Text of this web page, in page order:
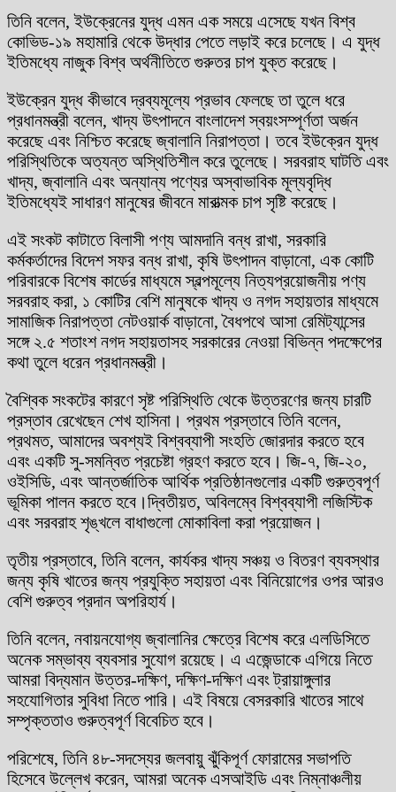
তিনি বলেন, ইউক্রেনের যুদ্ধ এমন এক সময়ে এসেছে যখন বিশ্ব
কোভিড-১৯ মহামারি থেকে উদ্ধার পেতে লড়াই করে চলেছে। এ যুদ্ধ
ইতিমধ্যে নাজুক বিশ্ব অর্থনীতিতে গুরুতর চাপ যুক্ত করেছে।
ইউক্রেন যুদ্ধ কীভাবে দ্রব্যমূল্যে প্রভাব ফেলছে তা তুলে ধরে
প্রধানমন্ত্রী বলেন, খাদ্য উৎপাদনে বাংলাদেশ স্বয়ংসম্পূর্ণতা অর্জন
করেছে এবং নিশ্চিত করেছে জ্বালানি নিরাপত্তা। তবে ইউক্রেন যুদ্ধ
পরিস্থিতিকে অত্যন্ত অস্থিতিশীল করে তুলেছে। সরবরাহ ঘাটতি এবং
খাদ্য, জ্বালানি এবং অন্যান্য পণ্যের অস্বাভাবিক মূল্যবৃদ্ধি
ইতিমধ্যেই সাধারণ মানুষের জীবনে মারাত্মক চাপ সৃষ্টি করেছে।
এই সংকট কাটাতে বিলাসী পণ্য আমদানি বন্ধ রাখা, সরকারি
কর্মকর্তাদের বিদেশ সফর বন্ধ রাখা, কৃষি উৎপাদন বাড়ানো, এক কোটি
পরিবারকে বিশেষ কার্ডের মাধ্যমে স্বল্পমূল্যে নিত্যপ্রয়োজনীয় পণ্য
সরবরাহ করা, ১ কোটির বেশি মানুষকে খাদ্য ও নগদ সহায়তার মাধ্যমে
সামাজিক নিরাপত্তা নেটওয়ার্ক বাড়ানো, বৈধপথে আসা রেমিট্যান্সের
সঙ্গে ২.৫ শতাংশ নগদ সহায়তাসহ সরকারের নেওয়া বিভিন্ন পদক্ষেপের
কথা তুলে ধরেন প্রধানমন্ত্রী।
বৈশ্বিক সংকটের কারণে সৃষ্ট পরিস্থিতি থেকে উত্তরণের জন্য চারটি
প্রস্তাব রেখেছেন শেখ হাসিনা। প্রথম প্রস্তাবে তিনি বলেন,
প্রথমত, আমাদের অবশ্যই বিশ্বব্যাপী সংহতি জোরদার করতে হবে
এবং একটি সু-সমন্বিত প্রচেষ্টা গ্রহণ করতে হবে। জি-৭, জি-২০,
ওইসিডি, এবং আন্তর্জাতিক আর্থিক প্রতিষ্ঠানগুলোর একটি গুরুত্বপূর্ণ
ভূমিকা পালন করতে হবে।দ্বিতীয়ত, অবিলম্বে বিশ্বব্যাপী লজিস্টিক
এবং সরবরাহ শৃঙ্খলে বাধাগুলো মোকাবিলা করা প্রয়োজন।
তৃতীয় প্রস্তাবে, তিনি বলেন, কার্যকর খাদ্য সঞ্চয় ও বিতরণ ব্যবস্থার
জন্য কৃষি খাতের জন্য প্রযুক্তি সহায়তা এবং বিনিয়োগের ওপর আরও
বেশি গুরুত্ব প্রদান অপরিহার্য।
তিনি বলেন, নবায়নযোগ্য জ্বালানির ক্ষেত্রে বিশেষ করে এলডিসিতে
অনেক সম্ভাব্য ব্যবসার সুযোগ রয়েছে। এ এজেন্ডাকে এগিয়ে নিতে
আমরা বিদ্যমান উত্তর-দক্ষিণ, দক্ষিণ-দক্ষিণ এবং ট্রায়াঙ্গুলার
সহযোগিতার সুবিধা নিতে পারি। এই বিষয়ে বেসরকারি খাতের সাথে
সম্পৃক্ততাও গুরুত্বপূর্ণ বিবেচিত হবে।
পরিশেষে, তিনি ৪৮-সদস্যের জলবায়ু ঝুঁকিপূর্ণ ফোরামের সভাপতি
হিসেবে উল্লেখ করেন, আমরা অনেক এসআইডি এবং নিম্নাঞ্চলীয়